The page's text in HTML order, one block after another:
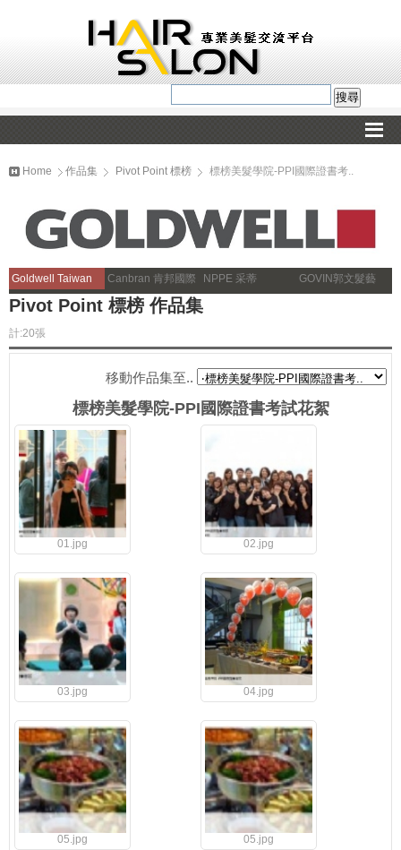
Home 作品集 Pivot Point 標榜 標榜美髮學院-PPI國際證書考..
Goldwell Taiwan Canbran 肯邦國際 NPPE 采蒂 GOVIN郭文髮藝
Pivot Point 標榜 作品集
計:20張
移動作品集至..
標榜美髮學院-PPI國際證書考試花絮
01.jpg 02.jpg
03.jpg 04.jpg
05.jpg 05.jpg